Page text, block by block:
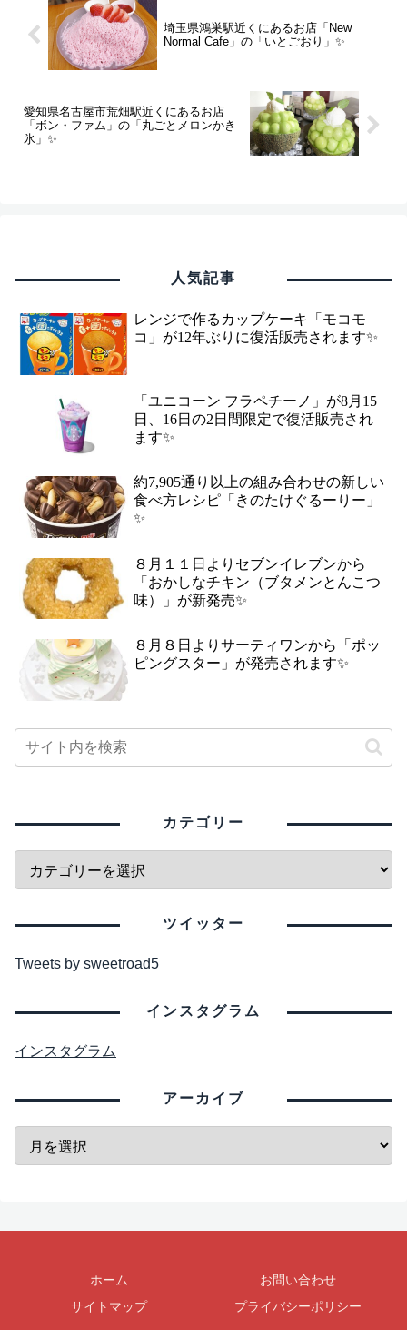
埼玉県鴻巣駅近くにあるお店「New
Normal Cafe」の「いとごおり」✨
愛知県名古屋市荒畑駅近くにあるお店
「ボン・ファム」の「丸ごとメロンかき
氷」✨
人気記事
レンジで作るカップケーキ「モコモ
コ」が12年ぶりに復活販売されます✨
「ユニコーン フラペチーノ」が8月15
日、16日の2日間限定で復活販売され
ます✨
約7,905通り以上の組み合わせの新しい
食べ方レシピ「きのたけぐるーりー」
✨
８月１１日よりセブンイレブンから
「おかしなチキン（ブタメンとんこつ
味）」が新発売✨
８月８日よりサーティワンから「ポッ
ピングスター」が発売されます✨
カテゴリー
ツイッター
Tweets by sweetroad5
インスタグラム
インスタグラム
アーカイブ
ホーム
お問い合わせ
サイトマップ
プライバシーポリシー